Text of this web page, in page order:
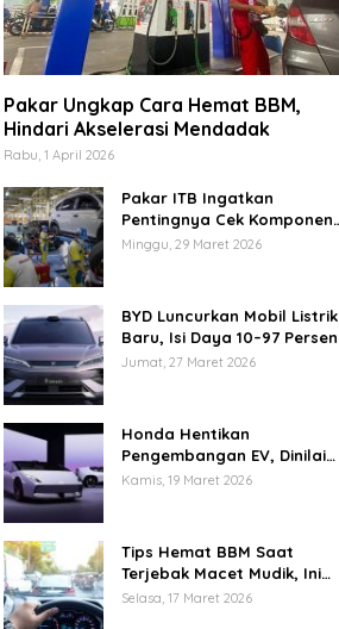
Pakar Ungkap Cara Hemat BBM,
Hindari Akselerasi Mendadak
Rabu, 1 April 2026
Pakar ITB Ingatkan
Pentingnya Cek Komponen
Kendaraan Usai Mudik
Minggu, 29 Maret 2026
BYD Luncurkan Mobil Listrik
Baru, Isi Daya 10–97 Persen
Hanya 9 Menit
Jumat, 27 Maret 2026
Honda Hentikan
Pengembangan EV, Dinilai
Kian Tertinggal di Industri
Kamis, 19 Maret 2026
Tips Hemat BBM Saat
Terjebak Macet Mudik, Ini
Saran Pakar ITB
Selasa, 17 Maret 2026